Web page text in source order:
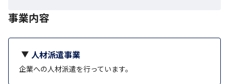
事業内容
人材派遣事業
企業への人材派遣を行っています。